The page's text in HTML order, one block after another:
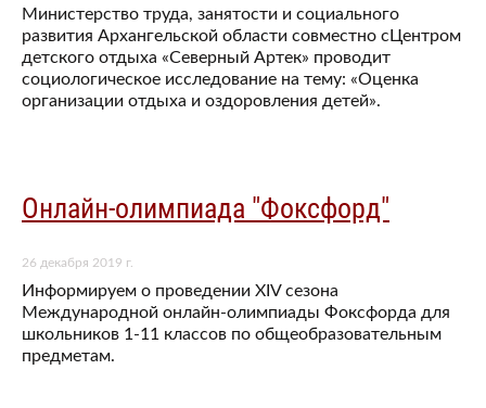
Министерство труда, занятости и социального
развития Архангельской области совместно сЦентром
детского отдыха «Северный Артек» проводит
социологическое исследование на тему: «Оценка
организации отдыха и оздоровления детей».
Онлайн-олимпиада "Фоксфорд"
26 декабря 2019 г.
Информируем о проведении XIV сезона
Международной онлайн-олимпиады Фоксфорда для
школьников 1-11 классов по общеобразовательным
предметам.